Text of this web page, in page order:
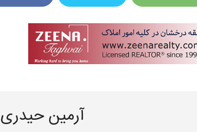
آرمین حیدری